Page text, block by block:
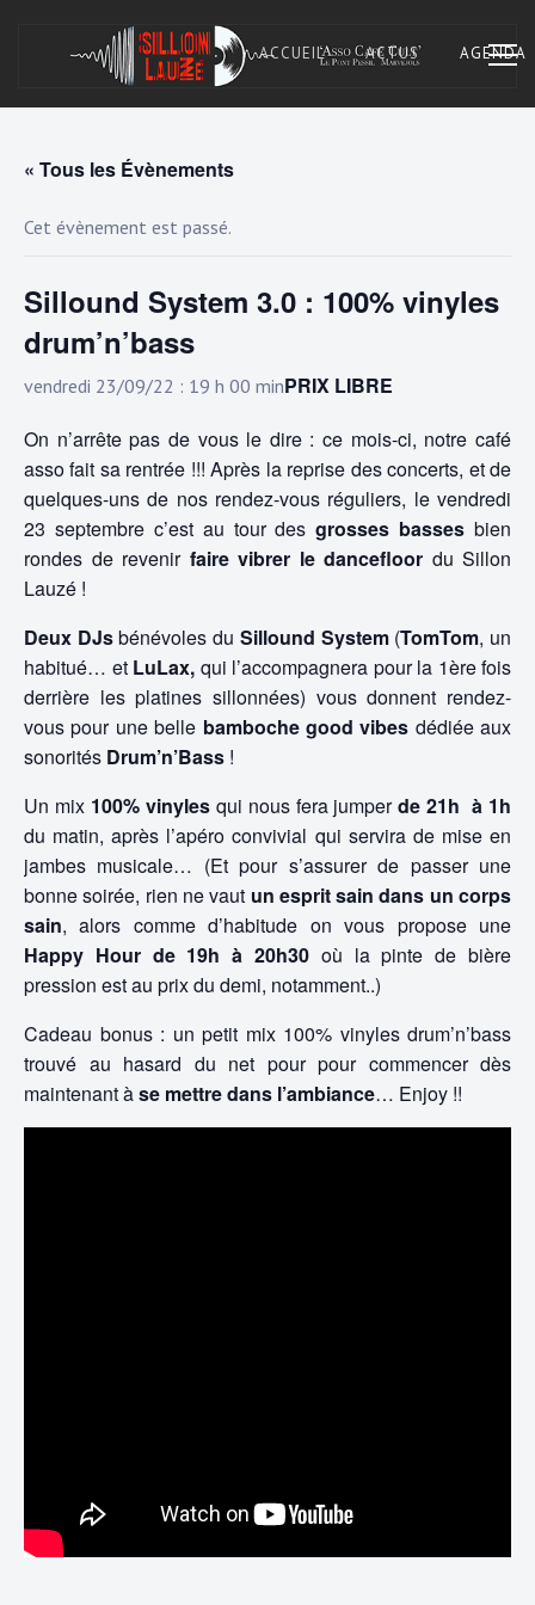
SILLON LAUZÉ
Asso Café Cult. À Marvejols, Lozère.
ACCUEIL ACTUS AGENDA
« Tous les Évènements
Cet évènement est passé.
Sillound System 3.0 : 100% vinyles
drum’n’bass
vendredi 23/09/22 : 19 h 00 minPRIX LIBRE
On n’arrête pas de vous le dire : ce mois-ci, notre café
asso fait sa rentrée !!! Après la reprise des concerts, et de
quelques-uns de nos rendez-vous réguliers, le vendredi
23 septembre c’est au tour desgrosses basses bien
rondes de revenirfaire vibrer le dancefloor du Sillon
Lauzé !
Deux DJsbénévoles du Sillound System(TomTom, un
habitué… etLuLax, qui l’accompagnera pour la 1ère fois
derrière les platines sillonnées) vous donnent rendez-
vous pour une belle bamboche good vibes dédiée aux
sonorités Drum’n’Bass !
Un mix 100% vinylesqui nous fera jumperde 21h à 1h
du matin, après l’apéro convivial qui servira de mise en
jambes musicale… (Et pour s’assurer de passer une
bonne soirée, rien ne vaut un esprit sain dans un corps
sain, alors comme d’habitude on vous propose une
Happy Hour de 19h à 20h30 où la pinte de bière
pression est au prix du demi, notamment..)
Cadeau bonus : un petit mix 100% vinyles drum’n’bass
trouvé au hasard du net pour pour commencer dès
maintenant àse mettre dans l’ambiance… Enjoy !!